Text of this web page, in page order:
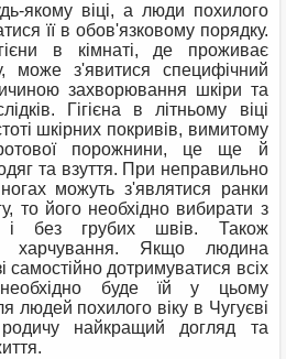
якому віці, а люди похилого
її в обов'язковому порядку.
в кімнаті, де проживає
може з'явитися специфічний
захворювання шкіри та
Гігієна в літньому віці
шкірних покривів, вимитому
порожнини, це ще й
та взуття. При неправильно
можуть з'являтися ранки
то його необхідно вибирати з
і без грубих швів. Також
харчування. Якщо людина
самостійно дотримуватися всіх
буде їй у цьому
людей похилого віку в Чугуєві
найкращий догляд та